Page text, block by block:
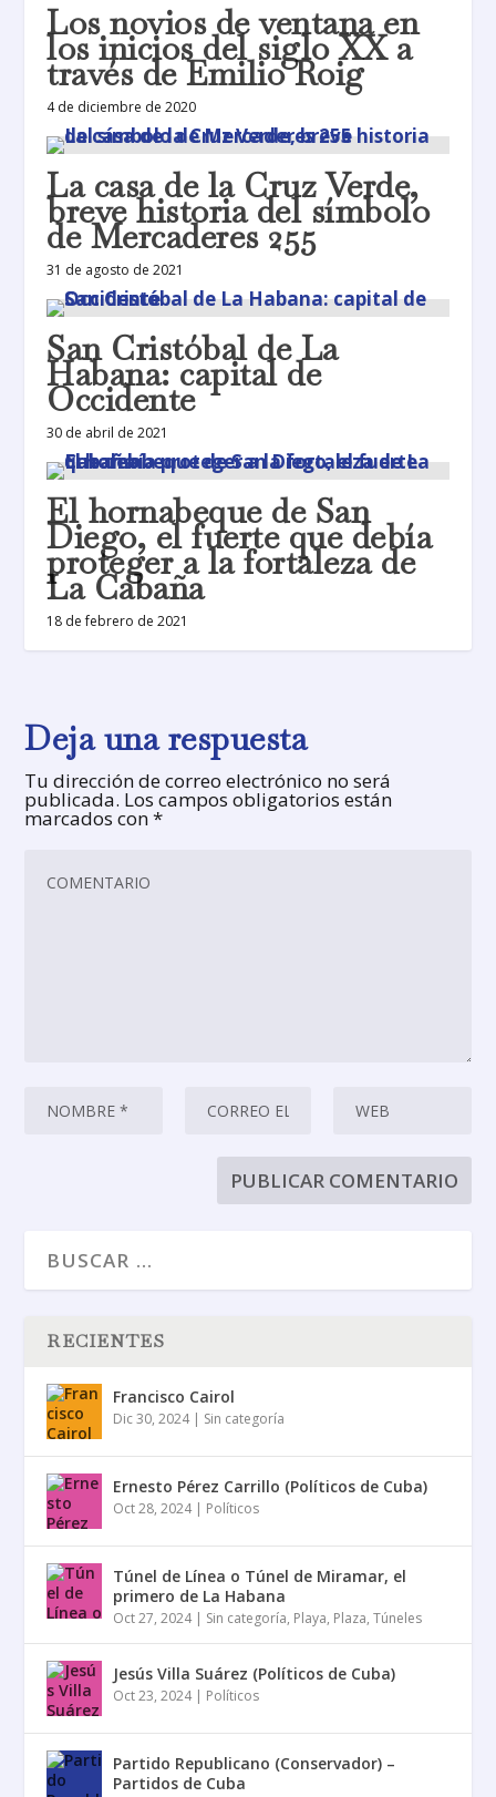
Los novios de ventana en
los inicios del siglo XX a
través de Emilio Roig
4 de diciembre de 2020
La casa de la Cruz Verde,
breve historia del símbolo
de Mercaderes 255
31 de agosto de 2021
San Cristóbal de La
Habana: capital de
Occidente
30 de abril de 2021
El hornabeque de San
Diego, el fuerte que debía
proteger a la fortaleza de
La Cabaña
18 de febrero de 2021
Deja una respuesta
Tu dirección de correo electrónico no será
publicada. Los campos obligatorios están
marcados con*
RECIENTES
Francisco Cairol
Dic 30, 2024| Sin categoría
Ernesto Pérez Carrillo (Políticos de Cuba)
Oct 28, 2024| Políticos
Túnel de Línea o Túnel de Miramar, el
primero de La Habana
Oct 27, 2024| Sin categoría, Playa, Plaza,Túneles
Jesús Villa Suárez (Políticos de Cuba)
Oct 23, 2024| Políticos
Partido Republicano (Conservador) –
Partidos de Cuba